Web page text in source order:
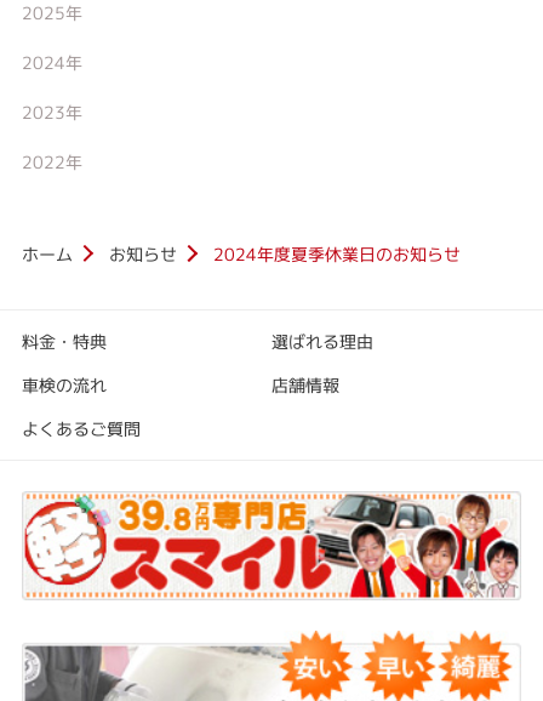
2025年
2024年
2023年
2022年
ホーム お知らせ 2024年度夏季休業日のお知らせ
料金・特典 選ばれる理由
車検の流れ 店舗情報
よくあるご質問